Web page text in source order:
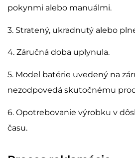
pokynmi alebo manuálmi.
3. Stratený, ukradnutý alebo
4. Záručná doba uplynula.
5. Model batérie uvedený na
nezodpovedá skutočnému
6. Opotrebovanie výrobku v
času.